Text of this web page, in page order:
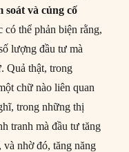
và củng cố
có thể phản biện rằng,
lượng đầu tư mà
Quả thật, trong
chữ nào liên quan
trong những thị
tranh mà đầu tư tăng
nhờ đó, tăng năng